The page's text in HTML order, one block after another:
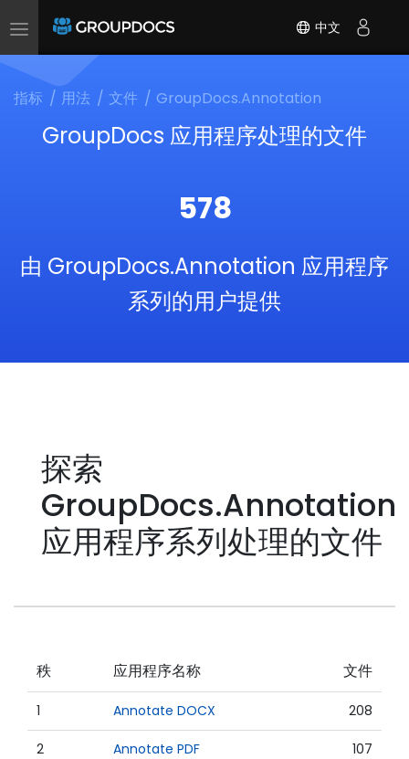
Toggle
中文
指标 用法 文件 GroupDocs.Annotation
GroupDocs 应用程序处理的文件
578
由 GroupDocs.Annotation 应用程序
系列的用户提供
探索
GroupDocs.Annotation
应用程序系列处理的文件
秩 应用程序名称 文件
1 Annotate DOCX 208
2 Annotate PDF 107